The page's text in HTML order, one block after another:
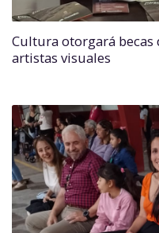
Cultura otorgará
artistas visuales